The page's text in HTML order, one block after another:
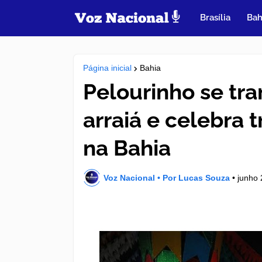
Brasília
Página inicial Bahia
Pelourinho se
arraiá e celebra
na Bahia
Voz Nacional • Por Lucas Souza • junho